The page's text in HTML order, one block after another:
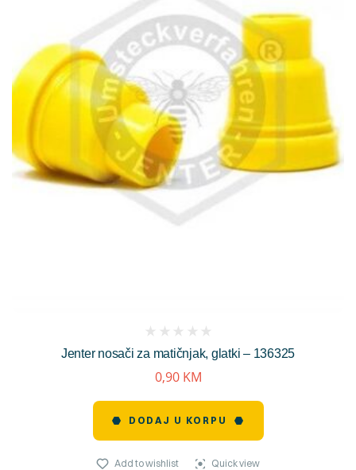
Jenter nosači za matičnjak, glatki – 136325
reviews)
0,90 KM
DODAJ U KORPU
Add to wishlist Quick view